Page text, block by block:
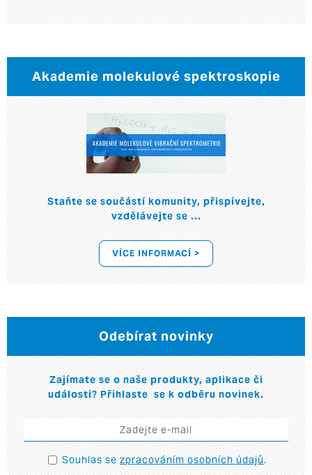
Akademie molekulové spektroskopie
Staňte se součástí komunity, přispívejte,
vzdělávejte se ...
VÍCE INFORMACÍ >
Odebírat novinky
Zajímate se o naše produkty, aplikace či
události? Přihlaste se k odběru novinek.
Souhlas sezpracováním osobních údajů.